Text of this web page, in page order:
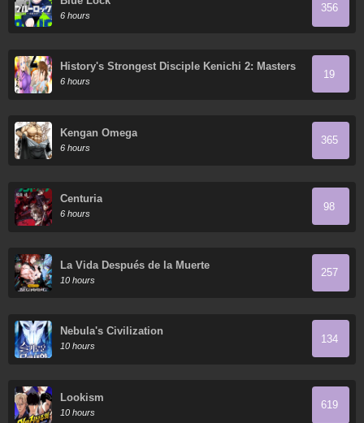
6 hours
356
History's Strongest Disciple Kenichi 2: Masters
Arc
6 hours
19
Kengan Omega
6 hours
365
Centuria
6 hours
98
La Vida Después de la Muerte
10 hours
257
Nebula's Civilization
10 hours
134
Lookism
10 hours
619